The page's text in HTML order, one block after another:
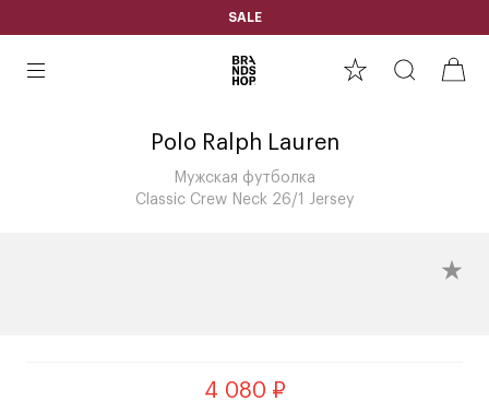
SALE
Polo Ralph Lauren
Мужская футболка
Classic Crew Neck 26/1 Jersey
4 080 ₽